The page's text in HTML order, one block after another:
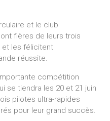
et le club
fières de leurs trois
et les félicitent
réussite.
compétition
se tiendra les 20 et 21 juin
pilotes ultra-rapides
pour leur grand succès.